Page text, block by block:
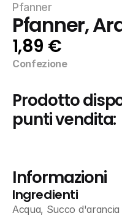
Pfanner
Pfanner,
1,89 €
Confezione
Prodotto
punti vendita:
Informazioni
Ingredienti
Acqua, Succo